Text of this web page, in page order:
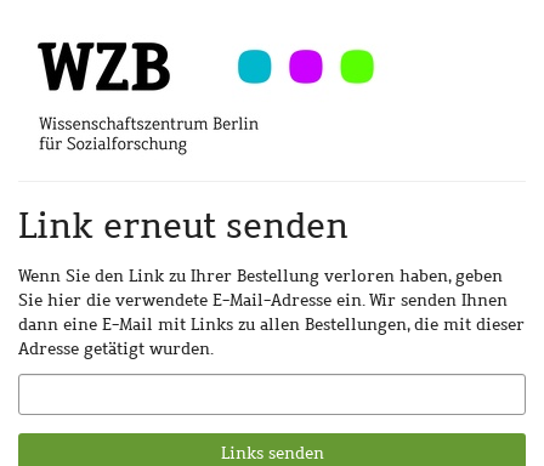
Haupt-
Inhalt
springen
Link erneut senden
Wenn Sie den Link zu Ihrer Bestellung verloren haben, geben
Sie hier die verwendete E-Mail-Adresse ein. Wir senden Ihnen
dann eine E-Mail mit Links zu allen Bestellungen, die mit dieser
Adresse getätigt wurden.
E-
Mail
Links senden